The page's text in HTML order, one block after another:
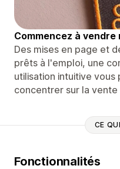
Commencez à
Des mises en page et
prêts à l'emploi, une
utilisation intuitive
concentrer sur la
CE
Fonctionnalités